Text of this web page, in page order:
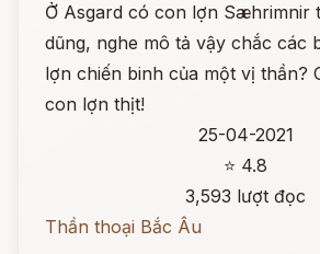
Ở Asgard có con lợn Sæhrimnir
dũng, nghe mô tả vậy chắc các
lợn chiến binh của một vị thần?
con lợn thịt!
25-04-2021
⭐ 4.8
3,593 lượt đọc
Thần thoại Bắc Âu